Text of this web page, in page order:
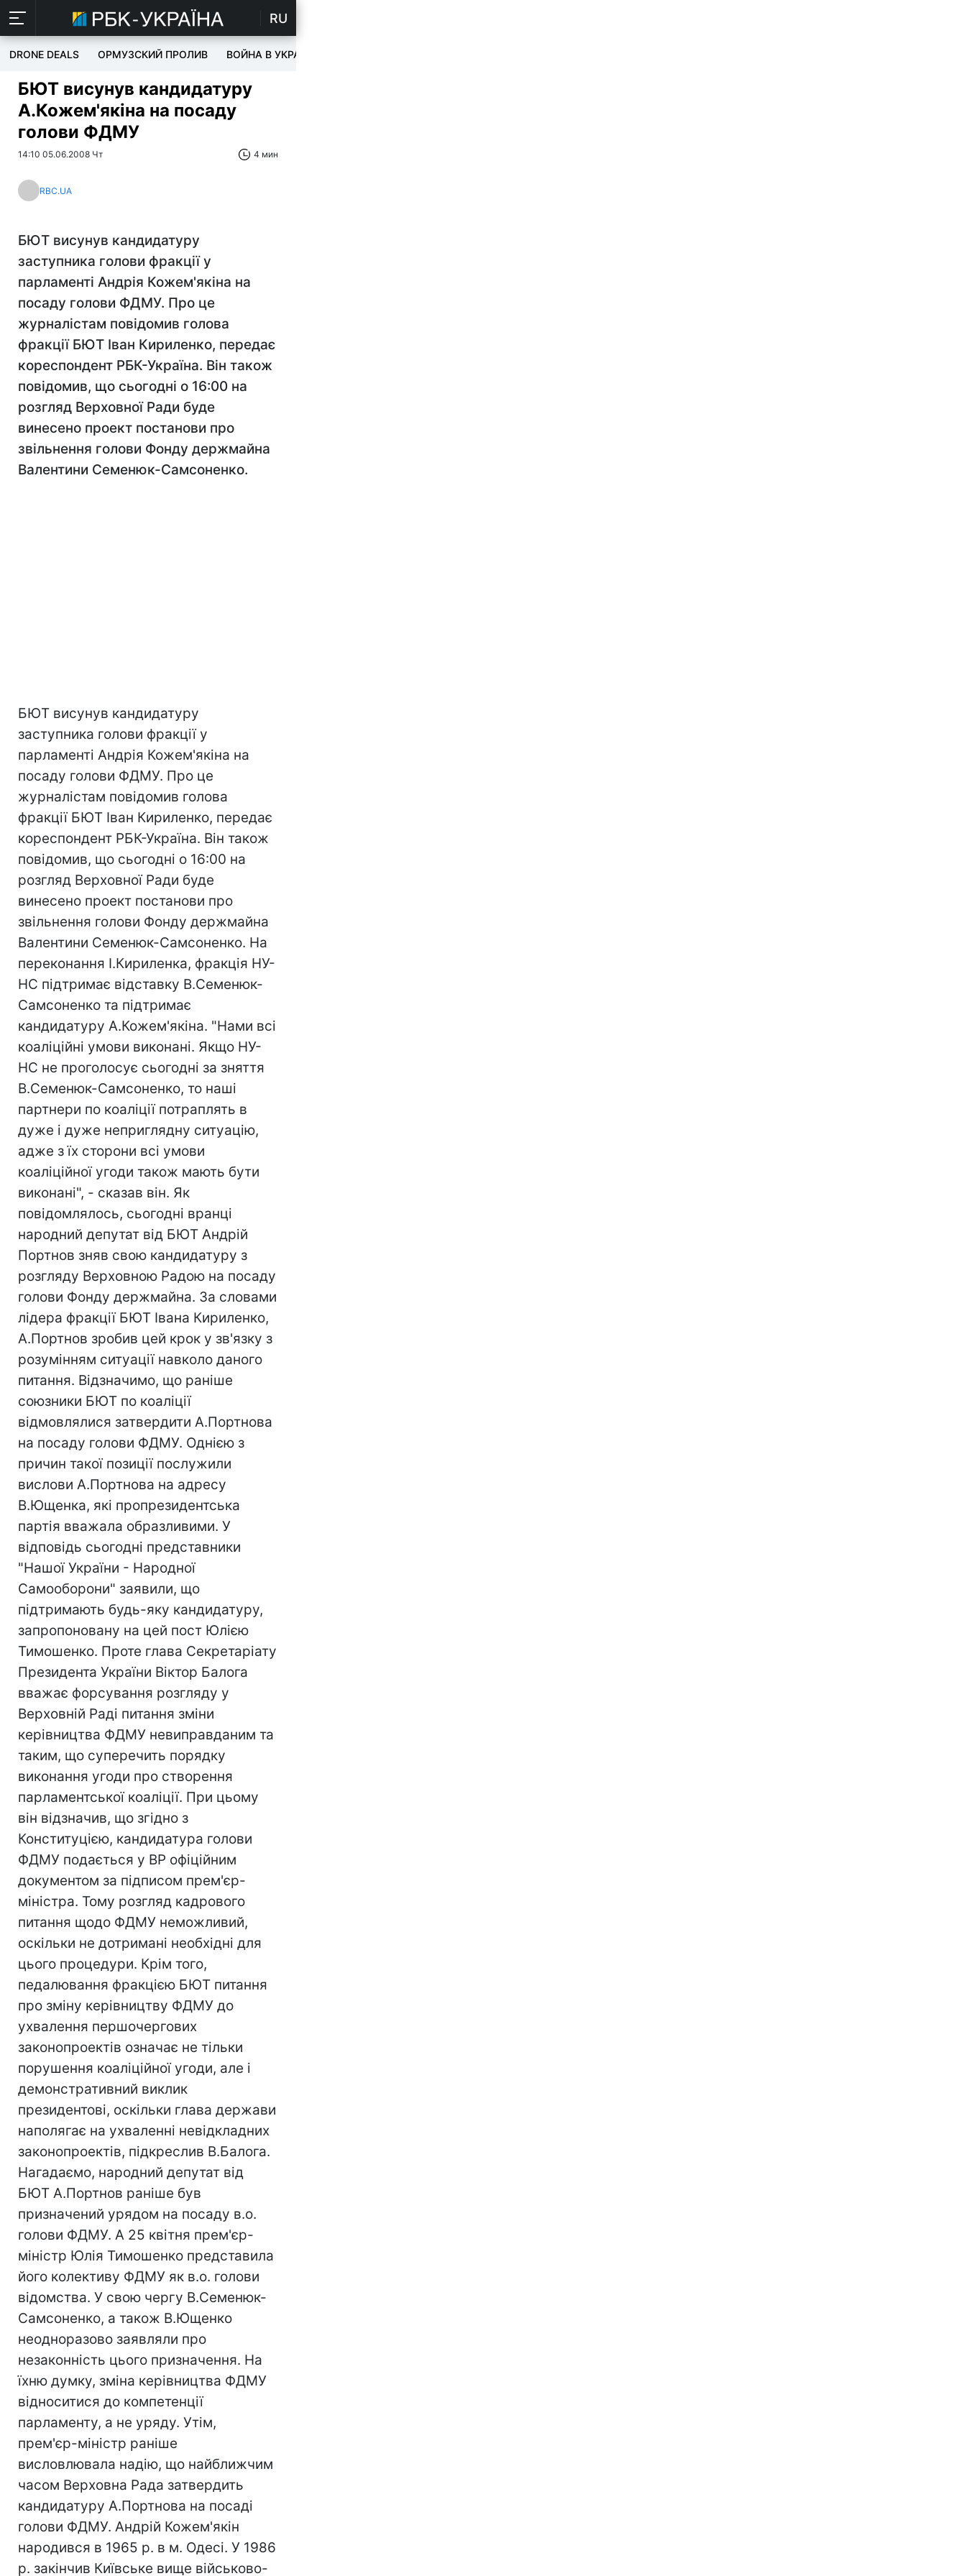
RU
DRONE DEALS ОРМУЗСКИЙ ПРОЛИВ ВОЙНА В УКРАИНЕ
БЮТ висунув кандидатуру
А.Кожем'якіна на посаду
голови ФДМУ
14:10 05.06.2008 Чт 4 мин
RBC.UA
БЮТ висунув кандидатуру
заступника голови фракції у
парламенті Андрія Кожем'якіна на
посаду голови ФДМУ. Про це
журналістам повідомив голова
фракції БЮТ Іван Кириленко, передає
кореспондент РБК-Україна. Він також
повідомив, що сьогодні о 16:00 на
розгляд Верховної Ради буде
винесено проект постанови про
звільнення голови Фонду держмайна
Валентини Семенюк-Самсоненко.
БЮТ висунув кандидатуру
заступника голови фракції у
парламенті Андрія Кожем'якіна на
посаду голови ФДМУ. Про це
журналістам повідомив голова
фракції БЮТ Іван Кириленко, передає
кореспондент РБК-Україна. Він також
повідомив, що сьогодні о 16:00 на
розгляд Верховної Ради буде
винесено проект постанови про
звільнення голови Фонду держмайна
Валентини Семенюк-Самсоненко. На
переконання І.Кириленка, фракція НУ-
НС підтримає відставку В.Семенюк-
Самсоненко та підтримає
кандидатуру А.Кожем'якіна. "Нами всі
коаліційні умови виконані. Якщо НУ-
НС не проголосує сьогодні за зняття
В.Семенюк-Самсоненко, то наші
партнери по коаліції потраплять в
дуже і дуже неприглядну ситуацію,
адже з їх сторони всі умови
коаліційної угоди також мають бути
виконані", - сказав він. Як
повідомлялось, сьогодні вранці
народний депутат від БЮТ Андрій
Портнов зняв свою кандидатуру з
розгляду Верховною Радою на посаду
голови Фонду держмайна. За словами
лідера фракції БЮТ Івана Кириленко,
А.Портнов зробив цей крок у зв'язку з
розумінням ситуації навколо даного
питання. Відзначимо, що раніше
союзники БЮТ по коаліції
відмовлялися затвердити А.Портнова
на посаду голови ФДМУ. Однією з
причин такої позиції послужили
вислови А.Портнова на адресу
В.Ющенка, які пропрезидентська
партія вважала образливими. У
відповідь сьогодні представники
"Нашої України - Народної
Самооборони" заявили, що
підтримають будь-яку кандидатуру,
запропоновану на цей пост Юлією
Тимошенко. Проте глава Секретаріату
Президента України Віктор Балога
вважає форсування розгляду у
Верховній Раді питання зміни
керівництва ФДМУ невиправданим та
таким, що суперечить порядку
виконання угоди про створення
парламентської коаліції. При цьому
він відзначив, що згідно з
Конституцією, кандидатура голови
ФДМУ подається у ВР офіційним
документом за підписом прем'єр-
міністра. Тому розгляд кадрового
питання щодо ФДМУ неможливий,
оскільки не дотримані необхідні для
цього процедури. Крім того,
педалювання фракцією БЮТ питання
про зміну керівництву ФДМУ до
ухвалення першочергових
законопроектів означає не тільки
порушення коаліційної угоди, але і
демонстративний виклик
президентові, оскільки глава держави
наполягає на ухваленні невідкладних
законопроектів, підкреслив В.Балога.
Нагадаємо, народний депутат від
БЮТ А.Портнов раніше був
призначений урядом на посаду в.о.
голови ФДМУ. А 25 квітня прем'єр-
міністр Юлія Тимошенко представила
його колективу ФДМУ як в.о. голови
відомства. У свою чергу В.Семенюк-
Самсоненко, а також В.Ющенко
неодноразово заявляли про
незаконність цього призначення. На
їхню думку, зміна керівництва ФДМУ
відноситися до компетенції
парламенту, а не уряду. Утім,
прем'єр-міністр раніше
висловлювала надію, що найближчим
часом Верховна Рада затвердить
кандидатуру А.Портнова на посаді
голови ФДМУ. Андрій Кожем'якін
народився в 1965 р. в м. Одесі. У 1986
р. закінчив Київське вище військово-